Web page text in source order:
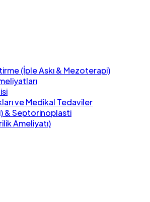
(İple Askı & Mezoterapi)
ve Medikal Tedaviler
& Septorinoplasti
Ameliyatı)